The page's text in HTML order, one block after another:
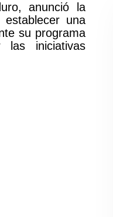
anunció la
una
su programa
las iniciativas